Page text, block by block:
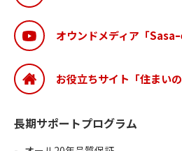
オウンドメディア「Sasa
お役立ちサイト「住まいの
長期サポートプログラム